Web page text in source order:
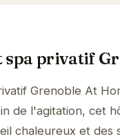
privatif
Grenoble At
de l'agitation, cet
chaleureux et des